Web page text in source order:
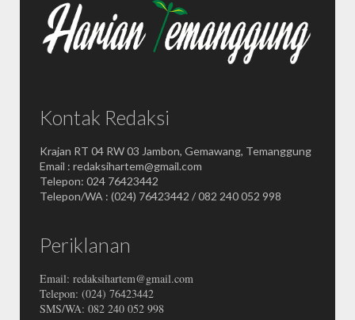
Kontak Redaksi
Krajan RT 04 RW 03 Jambon, Gemawang, Temanggung
Email : redaksihartem@gmail.com
Telepon: 024 76423442
Telepon/WA : (024) 76423442 / 082 240 052 998
Periklanan
Email: redaksihartem@gmail.com
Telepon: (024) 76423442
SMS/WA: 082 240 052 998